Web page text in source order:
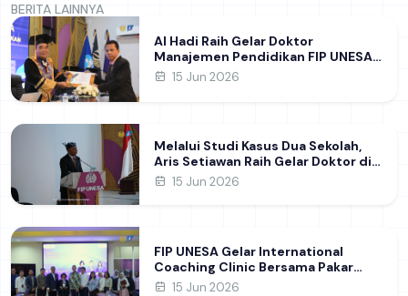
BERITA LAINNYA
Al Hadi Raih Gelar Doktor
Manajemen Pendidikan FIP UNESA
melalui Riset Pembentukan
15 Jun 2026
Melalui Studi Kasus Dua Sekolah,
Aris Setiawan Raih Gelar Doktor di
FIP UNESA Usai Kupas Manajemen
15 Jun 2026
FIP UNESA Gelar International
Coaching Clinic Bersama Pakar
Khon Kaen University Thailand,
15 Jun 2026